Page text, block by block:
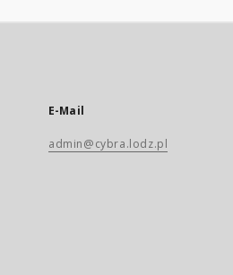
E-Mail
admin@cybra.lodz.pl